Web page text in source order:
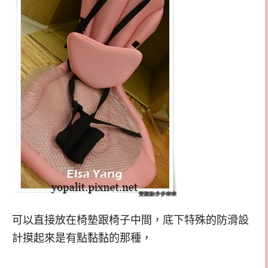
可以直接放在椅墊跟椅子中間，底下特殊的防滑設
計摸起來是有點黏黏的那種，